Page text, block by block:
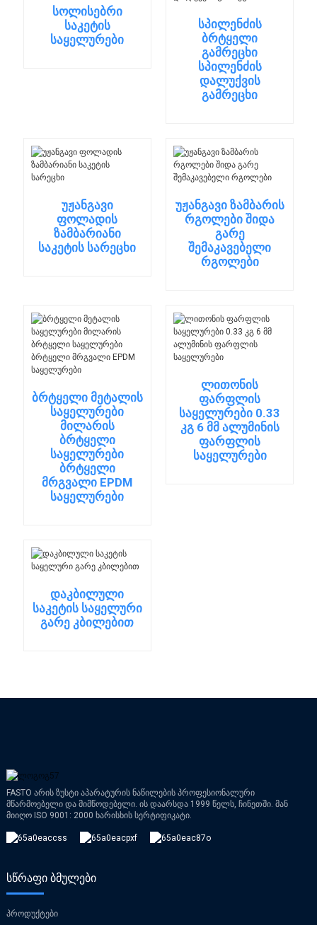
სოლისებრი
საკეტის
საყელურები
სპილენძის
ბრტყელი
გამრეცხი
სპილენძის
დალუქვის
გამრეცხი
უჟანგავი
ფოლადის
ზამბარიანი
საკეტის სარეცხი
უჟანგავი ზამბარის
რგოლები შიდა
გარე
შემაკავებელი
რგოლები
ბრტყელი მეტალის
საყელურები
მილარის
ბრტყელი
საყელურები
ბრტყელი
მრგვალი EPDM
საყელურები
ლითონის
ფარფლის
საყელურები 0.33
კგ 6 მმ ალუმინის
ფარფლის
საყელურები
დაკბილული
საკეტის საყელური
გარე კბილებით
FASTO არის ზუსტი აპარატურის ნაწილების პროფესიონალური
მწარმოებელი და მიმწოდებელი. ის დაარსდა 1999 წელს, ჩინეთში. მან
მიიღო ISO 9001: 2000 ხარისხის სერტიფიკატი.
ᲡᲬᲠᲐᲤᲘ ᲑᲛᲣᲚᲔᲑᲘ
პროდუქტები